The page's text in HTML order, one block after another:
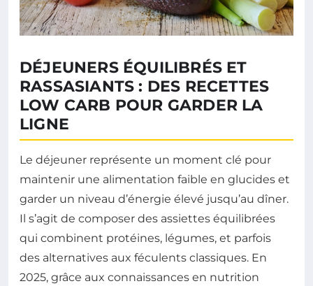
DÉJEUNERS ÉQUILIBRÉS ET
RASSASIANTS : DES RECETTES
LOW CARB POUR GARDER LA
LIGNE
Le déjeuner représente un moment clé pour
maintenir une alimentation faible en glucides et
garder un niveau d’énergie élevé jusqu’au dîner.
Il s’agit de composer des assiettes équilibrées
qui combinent protéines, légumes, et parfois
des alternatives aux féculents classiques. En
2025, grâce aux connaissances en nutrition